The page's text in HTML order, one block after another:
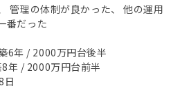
管理の体制が良かった、 他の運用
番だった
6年 / 2000万円台後半
年 / 2000万円台前半
日